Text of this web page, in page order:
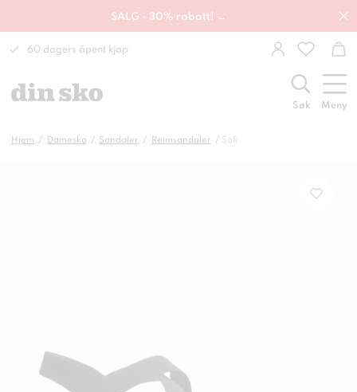
SALG - 30% rabatt! →
60 dagers åpent kjøp
Søk Meny
Hjem Damesko Sandaler Reimsandaler Sofi